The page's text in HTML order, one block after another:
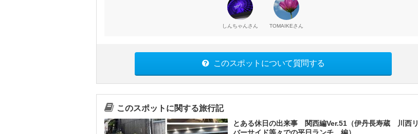
しんちゃん さん TOMAIKEさん
このスポットについて質問する
このスポットに関する旅行記
とある休日の出来事 関西編Ver.51（伊丹長寿蔵 川西リ